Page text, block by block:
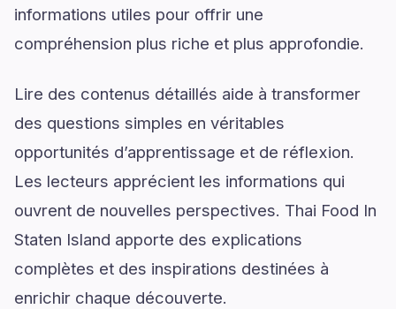
informations utiles pour offrir une
compréhension plus riche et plus approfondie.
Lire des contenus détaillés aide à transformer
des questions simples en véritables
opportunités d’apprentissage et de réflexion.
Les lecteurs apprécient les informations qui
ouvrent de nouvelles perspectives. Thai Food In
Staten Island apporte des explications
complètes et des inspirations destinées à
enrichir chaque découverte.